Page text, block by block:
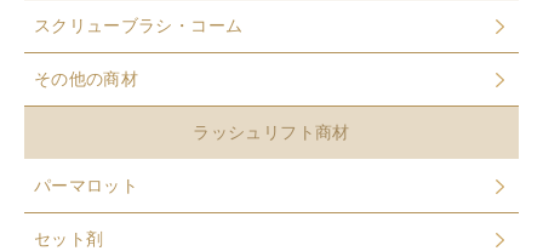
スクリューブラシ・コーム
その他の商材
ラッシュリフト商材
パーマロット
セット剤